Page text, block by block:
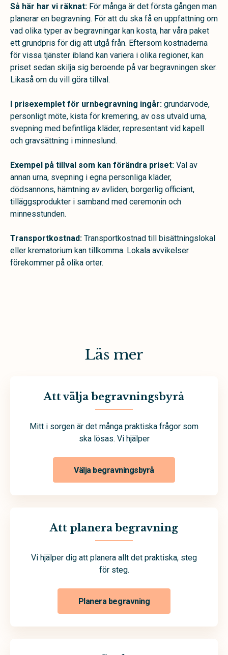
Så här har vi räknat: För många är det första gången man
planerar en begravning. För att du ska få en uppfattning om
vad olika typer av begravningar kan kosta, har våra paket
ett grundpris för dig att utgå från. Eftersom kostnaderna
för vissa tjänster ibland kan variera i olika regioner, kan
priset sedan skilja sig beroende på var begravningen sker.
Likaså om du vill göra tillval.
I prisexemplet för urnbegravning ingår: grundarvode,
personligt möte, kista för kremering, av oss utvald urna,
svepning med befintliga kläder, representant vid kapell
och gravsättning i minneslund.
Exempel på tillval som kan förändra priset: Val av
annan urna, svepning i egna personliga kläder,
dödsannons, hämtning av avliden, borgerlig officiant,
tilläggsprodukter i samband med ceremonin och
minnesstunden.
Transportkostnad: Transportkostnad till bisättningslokal
eller krematorium kan tillkomma. Lokala avvikelser
förekommer på olika orter.
Läs mer
Att välja begravningsbyrå
Mitt i sorgen är det många praktiska frågor som
ska lösas. Vi hjälper
Välja begravningsbyrå
Att planera begravning
Vi hjälper dig att planera allt det praktiska, steg
för steg.
Planera begravning